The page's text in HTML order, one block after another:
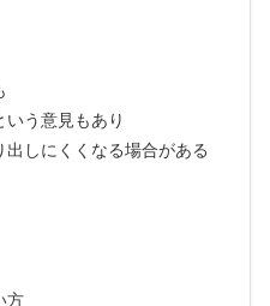
いう意見もあり
出しにくくなる場合がある
方